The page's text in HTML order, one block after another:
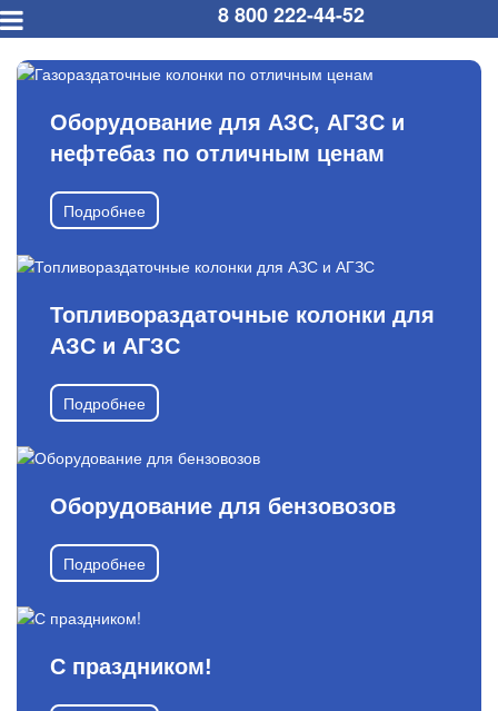
8 800 222-44-52
Оборудование для АЗС, АГЗС и
нефтебаз по отличным ценам
Подробнее
Топливораздаточные колонки для
АЗС и АГЗС
Подробнее
Оборудование для бензовозов
Подробнее
С праздником!